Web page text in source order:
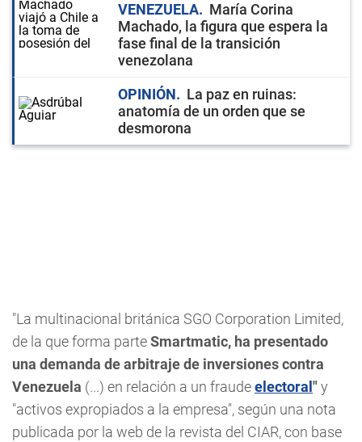
VENEZUELA
María Corina
Machado, la figura que espera la
fase final de la transición
venezolana
OPINIÓN
La paz en ruinas:
anatomía de un orden que se
desmorona
"La multinacional británica SGO Corporation Limited,
de la que forma parteSmartmatic, ha presentado
una demanda de arbitraje de inversiones contra
Venezuela (...) en relación a un fraudeelectoral "y
"activos expropiados a la empresa", según una nota
publicada por la web de la revista del CIAR, con base